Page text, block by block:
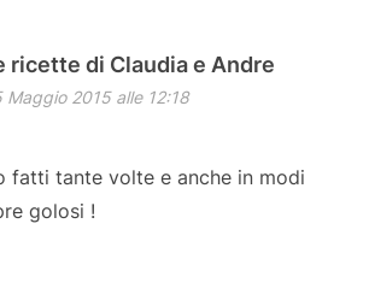
ricette di Claudia e Andre
Maggio 2015 alle 12:18
fatti tante volte e anche in modi
golosi !